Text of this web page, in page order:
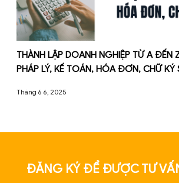
Tháng 6 13, 2025